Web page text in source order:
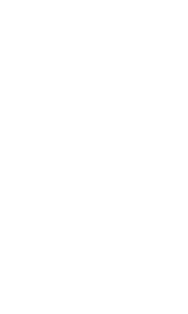
Entre los malagueños, la
vecino de El Torcal
haya, no me parece bien
a descansar, pero la
más común abrir todos los
muestra más a favor de la
respeten los derechos de
fines de semana para las
pequeño comercio está
adaptarse, si las mismas
funcionará, debe haber
Segovia, quien también
pequeño negocio,